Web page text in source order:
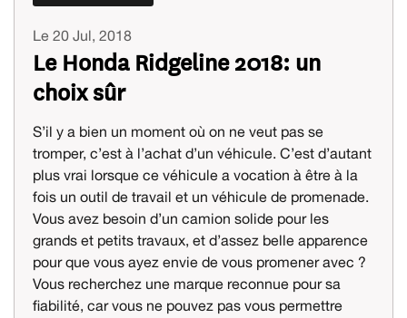
Le 20 Jul, 2018
Le Honda Ridgeline 2018: un
choix sûr
S’il y a bien un moment où on ne veut pas se
tromper, c’est à l’achat d’un véhicule. C’est d’autant
plus vrai lorsque ce véhicule a vocation à être à la
fois un outil de travail et un véhicule de promenade.
Vous avez besoin d’un camion solide pour les
grands et petits travaux, et d’assez belle apparence
pour que vous ayez envie de vous promener avec ?
Vous recherchez une marque reconnue pour sa
fiabilité, car vous ne pouvez pas vous permettre